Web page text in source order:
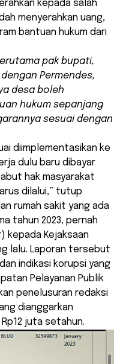
kepada salah
menyerahkan uang,
bantuan hukum dari
pak bupati,
Permendes,
desa boleh
hukum sepanjang
sesuai dengan
diimplementasikan ke
dulu baru dibayar
hak masyarakat
dilalui,” tutup
rumah sakit yang ada
tahun 2023, pernah
kepada Kejaksaan
lalu. Laporan tersebut
indikasi korupsi yang
Pelayanan Publik
penelusuran redaksi
dianggarkan
juta setahun.